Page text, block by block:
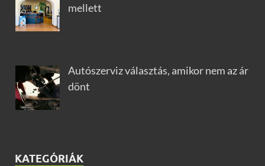
mellett
Autószerviz választás, amikor nem az ár
dönt
KATEGÓRIÁK